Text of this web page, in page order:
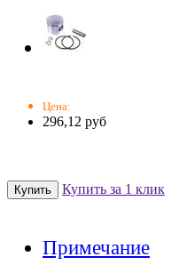
Цена:
296,12 руб
Купить за 1 клик
Примечание